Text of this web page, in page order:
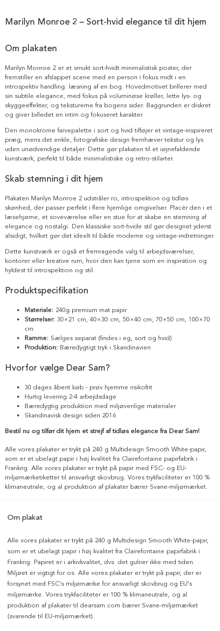
Marilyn Monroe 2 – Sort-hvid elegance til dit hjem
Om plakaten
Marilyn Monroe 2 er et smukt sort-hvidt minimalistisk poster, der
fremstiller en afslappet scene med en person i fokus midt i en
introspektiv handling: læsning af en bog. Hovedmotivet brillerer med
sin subtile elegance, med fokus på voluminøse krøller, lette lys- og
skyggeeffekter, og teksturerne fra bogens sider. Baggrunden er diskret
og giver billedet en intim og fokuseret karakter.
Den monokrome farvepalette i sort og hvid tilføjer et vintage-inspireret
præg, mens det enkle, fotografiske design fremhæver tekstur og lys
uden unødvendige detaljer. Dette gør plakaten til et iøjnefaldende
kunstværk, perfekt til både minimalistiske og retro-stilarter.
Skab stemning i dit hjem
Plakaten Marilyn Monroe 2 udstråler ro, introspektion og tidløs
skønhed, der passer perfekt i flere hjemlige omgivelser. Placér den i et
læsehjørne, et soveværelse eller en stue for at skabe en stemning af
elegance og nostalgi. Den klassiske sort-hvide stil gør designet yderst
alsidigt, hvilket gør det ideelt til både moderne og vintage-indretninger.
Dette kunstværk er også et fremragende valg til arbejdsværelser,
kontorer eller kreative rum, hvor den kan tjene som en inspiration og
hyldest til introspektion og stil.
Produktspecifikation
Materiale: 240g premium mat papir
Størrelser: 30×21 cm, 40×30 cm, 50×40 cm, 70×50 cm, 100×70
cm
Ramme: Sælges separat (findes i eg, sort og hvid)
Produktion: Bæredygtigt tryk i Skandinavien
Hvorfor vælge Dear Sam?
30 dages åbent køb - prøv hjemme risikofrit
Hurtig levering 2-4 arbejdsdage
Bæredygtig produktion med miljøvenlige materialer
Skandinavisk design siden 2016
Bestil nu og tilfør dit hjem et strejf af tidløs elegance fra Dear Sam!
Alle vores plakater er trykt på 240 g Multidesign Smooth White-papir,
som er et ubelagt papir i høj kvalitet fra Clairefontaine papirfabrik i
Frankrig. Alle vores plakater er trykt på papir med FSC- og EU-
miljømærketiketter til ansvarligt skovbrug. Vores trykfaciliteter er 100 %
klimaneutrale, og al produktion af plakater bærer Svane-miljømærket.
Om plakat
Alle vores plakater er trykt på 240 g Multidesign Smooth White-papir,
som er et ubelagt papir i høj kvalitet fra Clairefontaine papirfabrik i
Frankrig. Papiret er i arkivkvalitet, dvs. det gulner ikke med tiden.
Miljøet er vigtigt for os. Alle vores plakater er trykt på papir, der er
forsynet med FSC's miljømærke for ansvarligt skovbrug og EU's
miljømærke. Vores trykfaciliteter er 100 % klimaneutrale, og al
produktion af plakater til dearsam.com bærer Svane-miljømærket
(svarende til EU-miljømærket).